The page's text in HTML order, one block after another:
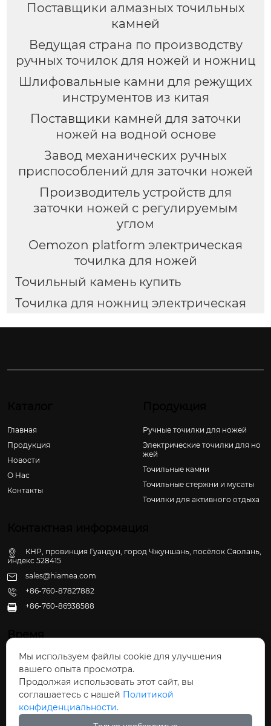
Поставщики алмазных точильных
камней
Ведущая страна по производству
ручных точилок для ножей и ножниц
Шлифовальные камни для режущих
инструментов из китая
Поставщики камней для заточки
ножей на водной основе
Завод механических ручных
приспособлений для заточки ножей
Производитель устройств для
заточки ножей с регулируемым
углом
Oemozon platform электрическая
точилка для ножей
Точильный камень купить
Точилка для ножниц электрическая
Главная
Продукция
Новости
О Hас
Контакты
Ручные точилки для ножей
Электрические точилки для но
жей
Точильные камни
Точильные стержни и мусаты
Точилки для активного отдыха
КНР, провинция Гуандун, город Чжуншань, посёлок Сяолань,
индекс 528415
sales@hiamea.com
+86-760-87827882
 +86-760-86938588
Время
Пн - Пт: 09:30 - 22:00
Сб - Вс: 10:00 - 22:30
Мы используем файлы cookie для улучшения
вашего опыта просмотра.
Продолжая использовать этот сайт, вы
соглашаетесь с нашей Политикой
конфиденциальности.